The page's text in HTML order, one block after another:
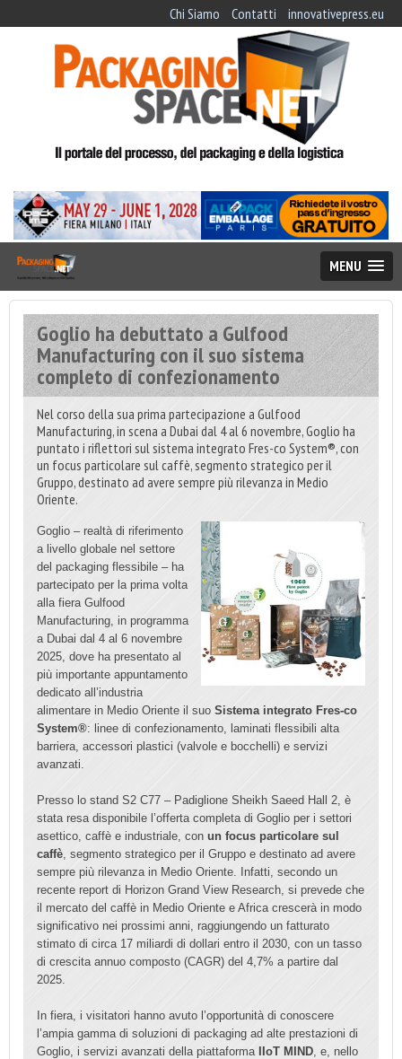
Chi Siamo Contatti innovativepress.eu
MENU
Goglio ha debuttato a Gulfood
Manufacturing con il suo sistema
completo di confezionamento
Nel corso della sua prima partecipazione a Gulfood
Manufacturing, in scena a Dubai dal 4 al 6 novembre, Goglio ha
puntato i riflettori sul sistema integrato Fres-co System®, con
un focus particolare sul caffè, segmento strategico per il
Gruppo, destinato ad avere sempre più rilevanza in Medio
Oriente.
Goglio – realtà di riferimento
a livello globale nel settore
del packaging flessibile – ha
partecipato per la prima volta
alla fiera Gulfood
Manufacturing, in programma
a Dubai dal 4 al 6 novembre
2025, dove ha presentato al
più importante appuntamento
dedicato all’industria
alimentare in Medio Oriente il suo Sistema integrato Fres-co
System®: linee di confezionamento, laminati flessibili alta
barriera, accessori plastici (valvole e bocchelli) e servizi
avanzati.
Presso lo stand S2 C77 – Padiglione Sheikh Saeed Hall 2, è
stata resa disponibile l’offerta completa di Goglio per i settori
asettico, caffè e industriale, con un focus particolare sul
caffè , segmento strategico per il Gruppo e destinato ad avere
sempre più rilevanza in Medio Oriente. Infatti, secondo un
recente report di Horizon Grand View Research, si prevede che
il mercato del caffè in Medio Oriente e Africa crescerà in modo
significativo nei prossimi anni, raggiungendo un fatturato
stimato di circa 17 miliardi di dollari entro il 2030, con un tasso
di crescita annuo composto (CAGR) del 4,7% a partire dal
2025.
In fiera, i visitatori hanno avuto l’opportunità di conoscere
l’ampia gamma di soluzioni di packaging ad alte prestazioni di
Goglio, i servizi avanzati della piattaforma IIoT MIND , e, nello